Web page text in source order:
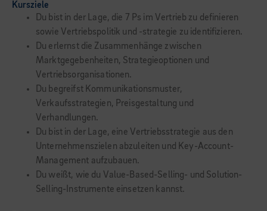
Kursziele
Du bist in der Lage, die 7 Ps im Vertrieb zu definieren
sowie Vertriebspolitik und -strategie zu identifizieren.
Du erlernst die Zusammenhänge zwischen
Marktgegebenheiten, Strategieoptionen und
Vertriebsorganisationen.
Du begreifst Kommunikationsmuster,
Verkaufsstrategien, Preisgestaltung und
Verhandlungen.
Du bist in der Lage, eine Vertriebsstrategie aus den
Unternehmenszielen abzuleiten und Key-Account-
Management aufzubauen.
Du weißt, wie du Value-Based-Selling- und Solution-
Selling-Instrumente einsetzen kannst.